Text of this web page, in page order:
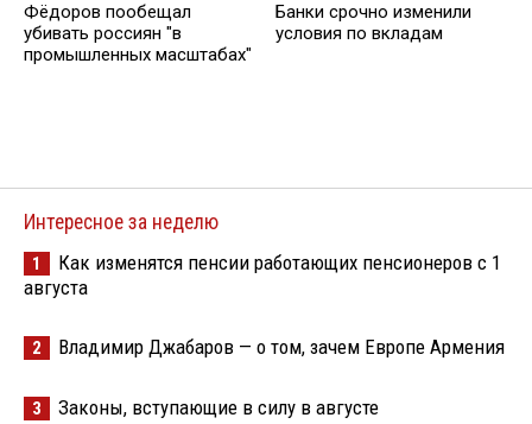
Фёдоров пообещал
убивать россиян "в
промышленных масштабах"
Банки срочно изменили
условия по вкладам
Интересное за неделю
1
Как изменятся пенсии работающих пенсионеров с 1
августа
2 Владимир Джабаров — о том, зачем Европе Армения
3 Законы, вступающие в силу в августе